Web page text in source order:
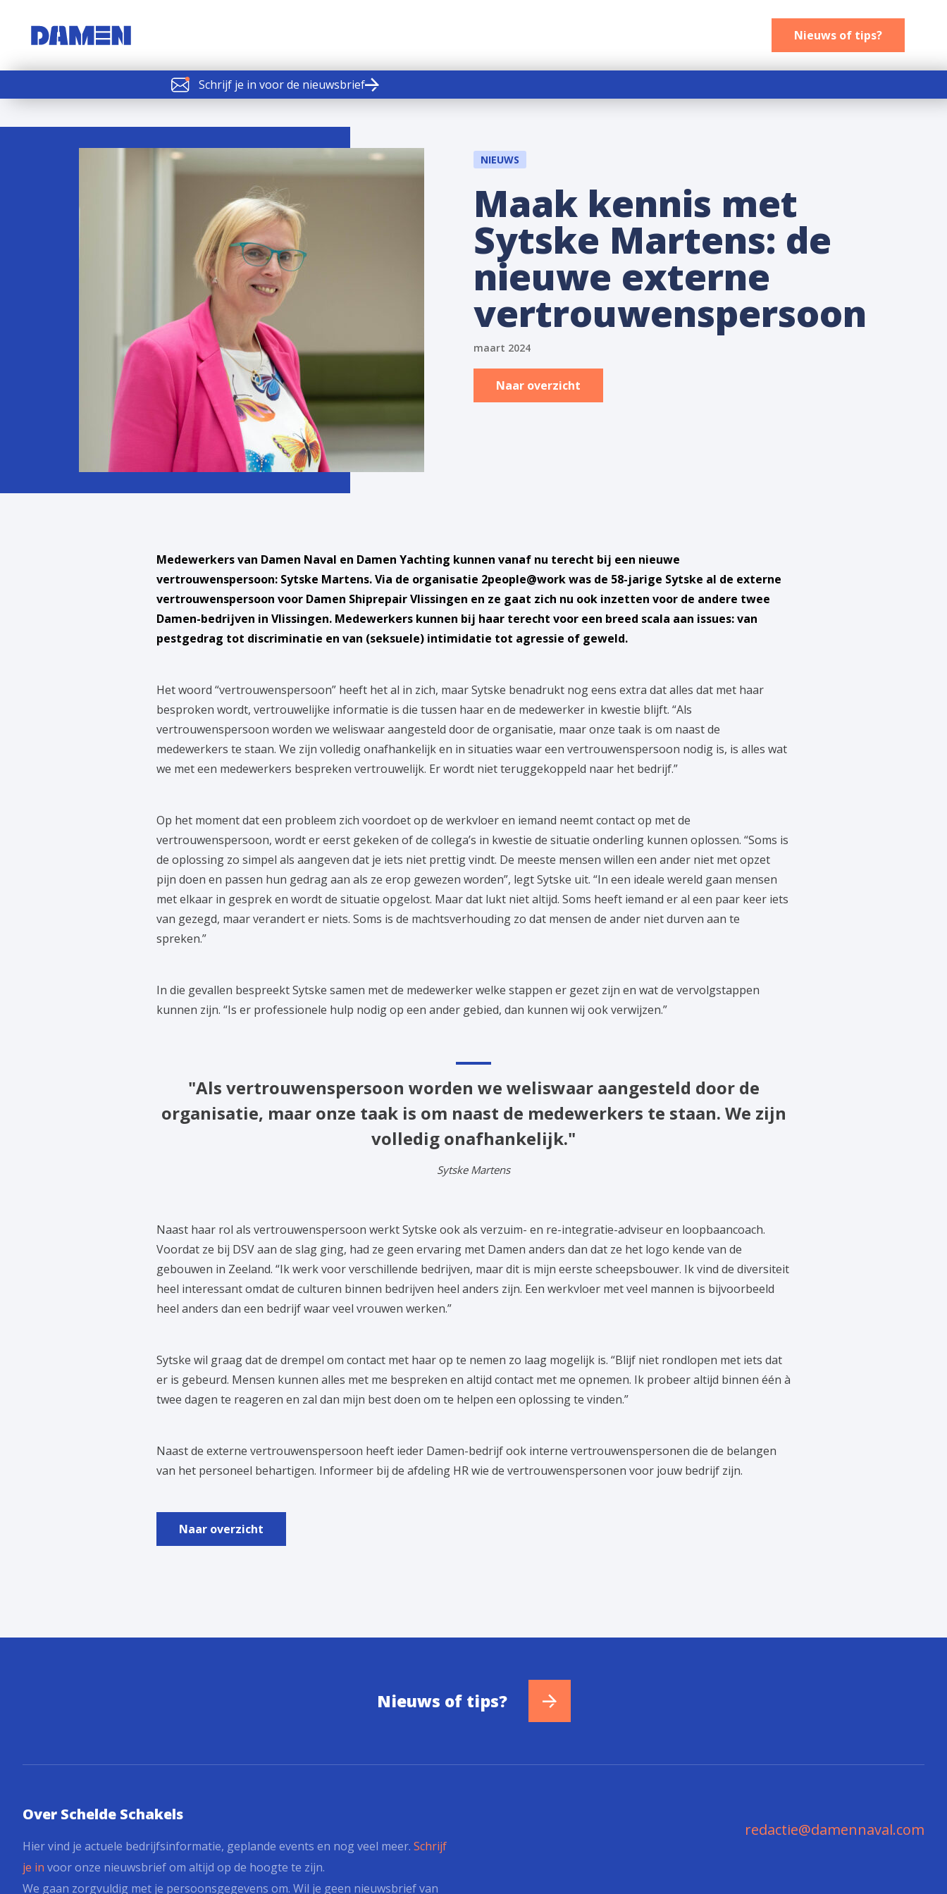
Nieuws of tips?
Schrijf je in voor de nieuwsbrief
Nieuws of tips
NIEUWS
Maak kennis met
Sytske Martens: de
nieuwe externe
vertrouwenspersoon
maart 2024
Naar overzicht
Medewerkers van Damen Naval en Damen Yachting kunnen vanaf nu terecht bij een nieuwe
vertrouwenspersoon: Sytske Martens. Via de organisatie 2people@work was de 58-jarige Sytske al de externe
vertrouwenspersoon voor Damen Shiprepair Vlissingen en ze gaat zich nu ook inzetten voor de andere twee
Damen-bedrijven in Vlissingen. Medewerkers kunnen bij haar terecht voor een breed scala aan issues: van
pestgedrag tot discriminatie en van (seksuele) intimidatie tot agressie of geweld.
Het woord “vertrouwenspersoon” heeft het al in zich, maar Sytske benadrukt nog eens extra dat alles dat met haar
besproken wordt, vertrouwelijke informatie is die tussen haar en de medewerker in kwestie blijft. “Als
vertrouwenspersoon worden we weliswaar aangesteld door de organisatie, maar onze taak is om naast de
medewerkers te staan. We zijn volledig onafhankelijk en in situaties waar een vertrouwenspersoon nodig is, is alles wat
we met een medewerkers bespreken vertrouwelijk. Er wordt niet teruggekoppeld naar het bedrijf.”
Op het moment dat een probleem zich voordoet op de werkvloer en iemand neemt contact op met de
vertrouwenspersoon, wordt er eerst gekeken of de collega’s in kwestie de situatie onderling kunnen oplossen. “Soms is
de oplossing zo simpel als aangeven dat je iets niet prettig vindt. De meeste mensen willen een ander niet met opzet
pijn doen en passen hun gedrag aan als ze erop gewezen worden”, legt Sytske uit. “In een ideale wereld gaan mensen
met elkaar in gesprek en wordt de situatie opgelost. Maar dat lukt niet altijd. Soms heeft iemand er al een paar keer iets
van gezegd, maar verandert er niets. Soms is de machtsverhouding zo dat mensen de ander niet durven aan te
spreken.”
In die gevallen bespreekt Sytske samen met de medewerker welke stappen er gezet zijn en wat de vervolgstappen
kunnen zijn. “Is er professionele hulp nodig op een ander gebied, dan kunnen wij ook verwijzen.”
"Als vertrouwenspersoon worden we weliswaar aangesteld door de
organisatie, maar onze taak is om naast de medewerkers te staan. We zijn
volledig onafhankelijk."
Sytske Martens
Naast haar rol als vertrouwenspersoon werkt Sytske ook als verzuim- en re-integratie-adviseur en loopbaancoach.
Voordat ze bij DSV aan de slag ging, had ze geen ervaring met Damen anders dan dat ze het logo kende van de
gebouwen in Zeeland. “Ik werk voor verschillende bedrijven, maar dit is mijn eerste scheepsbouwer. Ik vind de diversiteit
heel interessant omdat de culturen binnen bedrijven heel anders zijn. Een werkvloer met veel mannen is bijvoorbeeld
heel anders dan een bedrijf waar veel vrouwen werken.”
Sytske wil graag dat de drempel om contact met haar op te nemen zo laag mogelijk is. “Blijf niet rondlopen met iets dat
er is gebeurd. Mensen kunnen alles met me bespreken en altijd contact met me opnemen. Ik probeer altijd binnen één à
twee dagen te reageren en zal dan mijn best doen om te helpen een oplossing te vinden.”
Naast de externe vertrouwenspersoon heeft ieder Damen-bedrijf ook interne vertrouwenspersonen die de belangen
van het personeel behartigen. Informeer bij de afdeling HR wie de vertrouwenspersonen voor jouw bedrijf zijn.
Naar overzicht
Nieuws of tips?
Over Schelde Schakels
Hier vind je actuele bedrijfsinformatie, geplande events en nog veel meer. Schrijf
je in voor onze nieuwsbrief om altijd op de hoogte te zijn.
We gaan zorgvuldig met je persoonsgegevens om. Wil je geen nieuwsbrief van
redactie@damennaval.com